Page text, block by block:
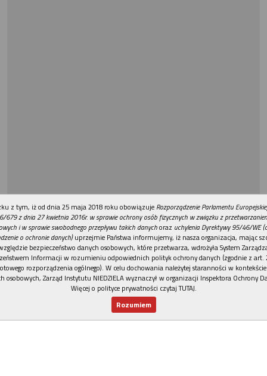
REKLAMA
z tym, iż od dnia 25 maja 2018 roku obowiązuje Rozporządzenie Parlamentu
679 z dnia 27 kwietnia 2016r. w sprawie ochrony osób fizycznych w związku z
i w sprawie swobodnego przepływu takich danychoraz uchylenia Dyrektywy 95/46/WE
o ochronie danych)uprzejmie Państwa informujemy, iż nasza organizacja, mając
bezpieczeństwo danych osobowych, które przetwarza, wdrożyła System
Informacji w rozumieniu odpowiednich polityk ochrony danych (zgodnie z art.
rozporządzenia ogólnego). W celu dochowania należytej staranności w
osobowych, Zarząd Instytutu NIEDZIELA wyznaczył w organizacji Inspektora Ochrony
Więcej o polityce prywatności czytaj TUTAJ.
Rozumiem